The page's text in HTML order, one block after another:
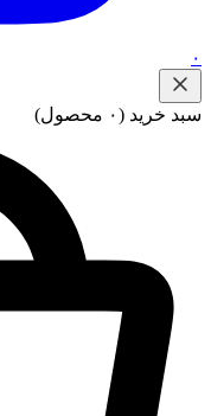
۰
سبد خرید (۰ محصول)